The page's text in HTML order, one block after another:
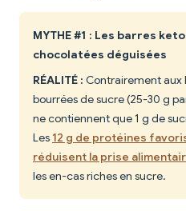
MYTHE #1 : Les barres
chocolatées déguisées
RÉALITÉ : Contrairement aux
bourrées de sucre (25-30 g
ne contiennent que 1 g de
Les 12 g de protéines
réduisent la prise
les en-cas riches en sucre.